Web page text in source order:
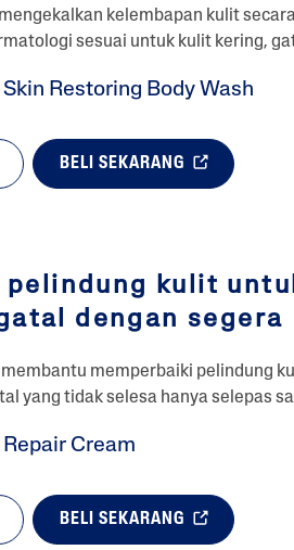
kelembapan kulit
sesuai untuk kulit kering,
Restoring Body Wash
BELI SEKARANG
pelindung kulit
dengan segera
membantu memperbaiki pelindung
yang tidak selesa hanya selepas
Cream
BELI SEKARANG